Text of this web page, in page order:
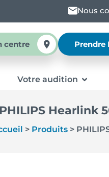
Nous
centre Prendre
Votre audition
PHILIPS Hearlink
> Produits>